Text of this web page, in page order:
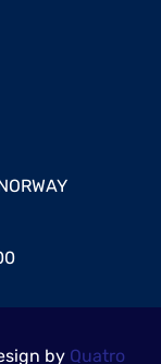
by Quatro